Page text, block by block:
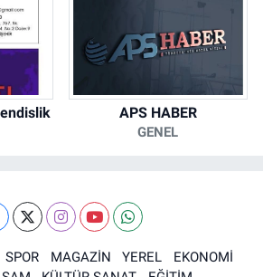
APS HABER
GENEL
SPOR MAGAZİN YEREL
EKONOMİ